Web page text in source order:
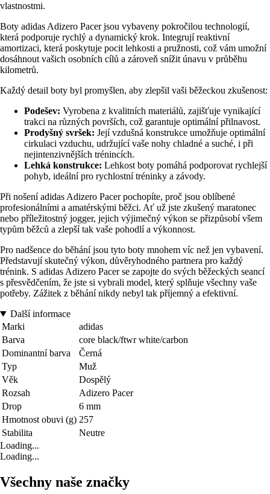
vlastnostmi.
Boty adidas Adizero Pacer jsou vybaveny pokročilou technologií,
která podporuje rychlý a dynamický krok. Integrují reaktivní
amortizaci, která poskytuje pocit lehkosti a pružnosti, což vám umožní
dosáhnout vašich osobních cílů a zároveň snížit únavu v průběhu
kilometrů.
Každý detail boty byl promyšlen, aby zlepšil vaši běžeckou zkušenost:
Podešev: Vyrobena z kvalitních materiálů, zajišťuje vynikající
trakci na různých površích, což garantuje optimální přilnavost.
Prodyšný svršek: Její vzdušná konstrukce umožňuje optimální
cirkulaci vzduchu, udržující vaše nohy chladné a suché, i při
nejintenzivnějších trénincích.
Lehká konstrukce: Lehkost boty pomáhá podporovat rychlejší
pohyb, ideální pro rychlostní tréninky a závody.
Při nošení adidas Adizero Pacer pochopíte, proč jsou oblíbené
profesionálními a amatérskými běžci. Ať už jste zkušený maratonec
nebo příležitostný jogger, jejich výjimečný výkon se přizpůsobí všem
typům běžců a zlepší tak vaše pohodlí a výkonnost.
Pro nadšence do běhání jsou tyto boty mnohem víc než jen vybavení.
Představují skutečný výkon, důvěryhodného partnera pro každý
trénink. S adidas Adizero Pacer se zapojte do svých běžeckých seancí
s přesvědčením, že jste si vybrali model, který splňuje všechny vaše
potřeby. Zážitek z běhání nikdy nebyl tak příjemný a efektivní.
Další informace
Marki
adidas
Barva
core black/ftwr white/carbon
Dominantní barva
Černá
Typ
Muž
Věk
Dospělý
Rozsah
Adizero Pacer
Drop
6 mm
Hmotnost obuvi (g) 257
Stabilita
Neutre
Loading...
Loading...
Všechny naše značky